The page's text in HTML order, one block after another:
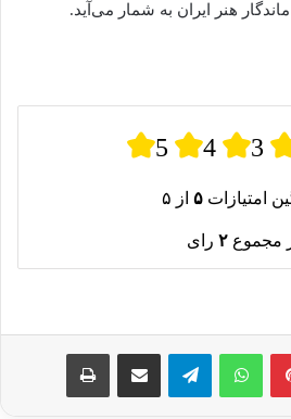
هنر ایران به شمار می‌آید.
5 4 3
امتیازات ۵ از ۵
مجموع ۲ رای
پینترستواتس آپ تلگرام اشتراک گذاری از طریق ایمیل چاپ